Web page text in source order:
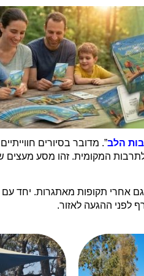
הלב”. מדובר בסיורים
המקומית. זהו מסע
אחרי תקופות מאתגרות. יחד
לפני ההגעה לאזור.